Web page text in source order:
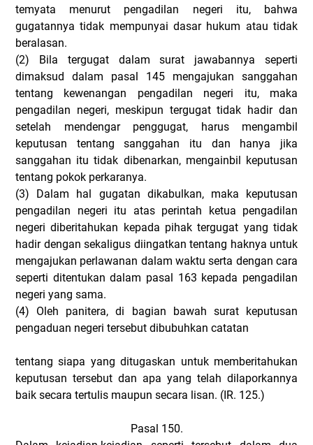
temyata menurut pengadilan negeri itu, bahwa
gugatannya tidak mempunyai dasar hukum atau tidak
beralasan.
(2)
Bila tergugat dalam surat jawabannya seperti
dimaksud dalam pasal 145 mengajukan sanggahan
tentang kewenangan pengadilan negeri itu, maka
pengadilan negeri, meskipun tergugat tidak hadir dan
setelah mendengar penggugat, harus mengambil
keputusan tentang sanggahan itu dan hanya jika
sanggahan itu tidak dibenarkan, mengainbil keputusan
tentang pokok perkaranya.
(3)
Dalam hal gugatan dikabulkan, maka keputusan
pengadilan negeri itu atas perintah ketua pengadilan
negeri diberitahukan kepada pihak tergugat yang tidak
hadir dengan sekaligus diingatkan tentang haknya untuk
mengajukan perlawanan dalam waktu serta dengan cara
seperti ditentukan dalam pasal 163 kepada pengadilan
negeri yang sama.
(4)
Oleh panitera, di bagian bawah surat keputusan
pengaduan negeri tersebut dibubuhkan catatan
tentang siapa yang ditugaskan untuk memberitahukan
keputusan tersebut dan apa yang telah dilaporkannya
baik secara tertulis maupun secara lisan. (IR. 125.)
Pasal 150.